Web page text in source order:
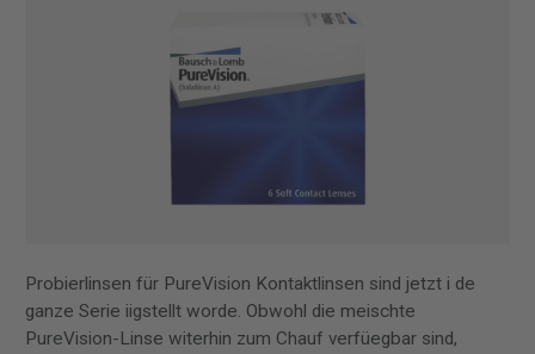
Probierlinsen für PureVision Kontaktlinsen sind jetzt i de
ganze Serie iigstellt worde. Obwohl die meischte
PureVision-Linse witerhin zum Chauf verfüegbar sind,